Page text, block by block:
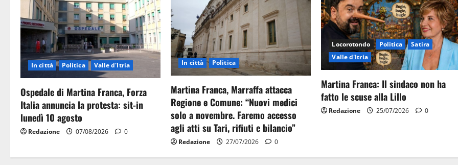
In città Politica Valle d'Itria
Ospedale di Martina Franca, Forza
Italia annuncia la protesta: sit-in
lunedì 10 agosto
Redazione 07/08/2026 0
In città Politica
Martina Franca, Marraffa attacca
Regione e Comune: “Nuovi medici
solo a novembre. Faremo accesso
agli atti su Tari, rifiuti e bilancio”
Redazione 27/07/2026 0
Locorotondo Politica
Satira
Valle d'Itria
Martina Franca: Il sindaco non ha
fatto le scuse alla Lillo
Redazione 25/07/2026 0